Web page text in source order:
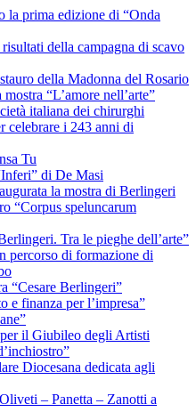
prima edizione di “Onda
della campagna di scavo
della Madonna del Rosario
“L’amore nell’arte”
italiana dei chirurghi
celebrare i 243 anni di
Tu
di De Masi
la mostra di Berlingeri
“Corpus speluncarum
Tra le pieghe dell’arte”
percorso di formazione di
“Cesare Berlingeri”
finanza per l’impresa”
il Giubileo degli Artisti
Diocesana dedicata agli
– Panetta – Zanotti a